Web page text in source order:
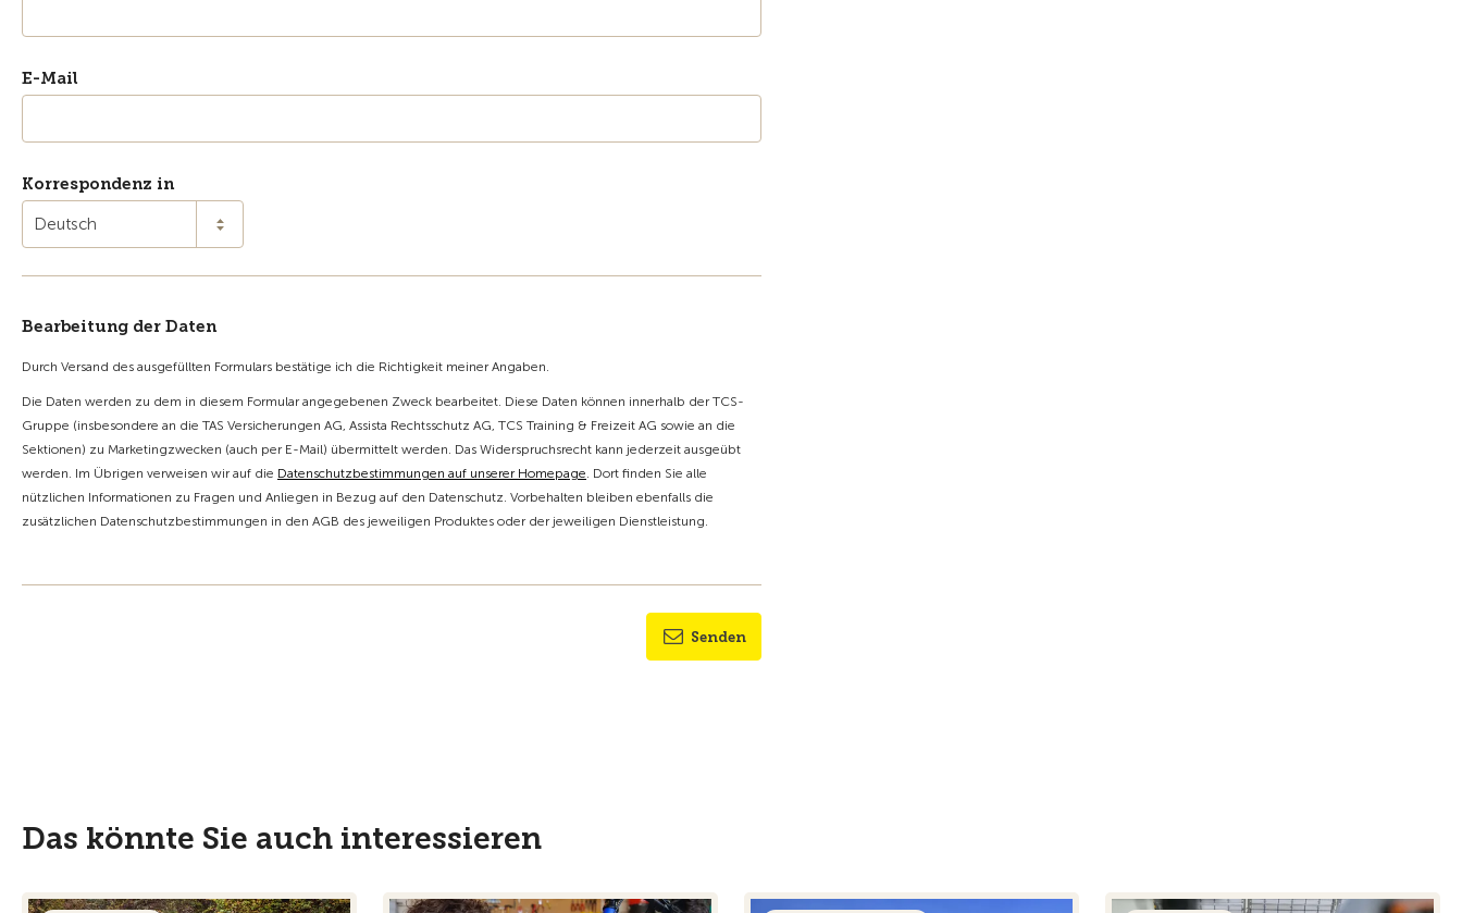
E-Mail
Korrespondenz in
Deutsch
Bearbeitung der Daten
Durch Versand des ausgefüllten Formulars bestätige ich die Richtigkeit meiner Angaben.
Die Daten werden zu dem in diesem Formular angegebenen Zweck bearbeitet. Diese Daten können innerhalb der TCS-
Gruppe (insbesondere an die TAS Versicherungen AG, Assista Rechtsschutz AG, TCS Training & Freizeit AG sowie an die
Sektionen) zu Marketingzwecken (auch per E-Mail) übermittelt werden. Das Widerspruchsrecht kann jederzeit ausgeübt
werden. Im Übrigen verweisen wir auf die Datenschutzbestimmungen auf unserer Homepage. Dort finden Sie alle
nützlichen Informationen zu Fragen und Anliegen in Bezug auf den Datenschutz. Vorbehalten bleiben ebenfalls die
zusätzlichen Datenschutzbestimmungen in den AGB des jeweiligen Produktes oder der jeweiligen Dienstleistung.
Senden
Das könnte Sie auch interessieren